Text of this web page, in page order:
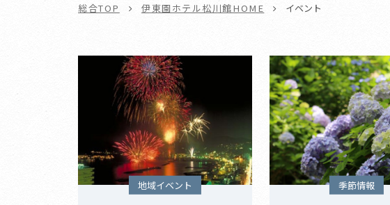
総合TOP 伊東園ホテル松川館HOME イベント
地域イベント 季節情報